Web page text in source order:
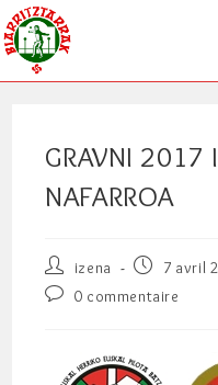
Skip
to
content
GRAVNI 2017
NAFARROA
Auteur/autrice
de
la
izena
Publication
7 avril
Commentaires
publication :
0 commentaire